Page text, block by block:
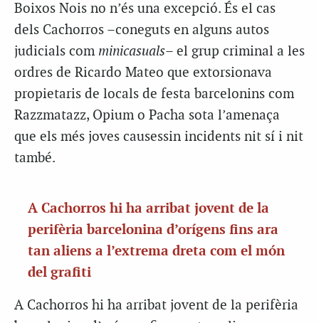
Boixos Nois no n’és una excepció. És el cas
dels Cachorros –coneguts en alguns autos
judicials com minicasuals– el grup criminal a les
ordres de Ricardo Mateo que extorsionava
propietaris de locals de festa barcelonins com
Razzmatazz, Opium o Pacha sota l’amenaça
que els més joves causessin incidents nit sí i nit
també.
A Cachorros hi ha arribat jovent de la
perifèria barcelonina d’orígens fins ara
tan aliens a l’extrema dreta com el món
del grafiti
A Cachorros hi ha arribat jovent de la perifèria